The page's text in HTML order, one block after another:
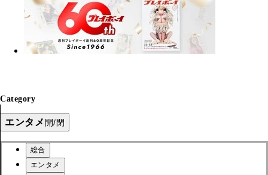
Category
エンタメ 開/閉
総合
エンタメ